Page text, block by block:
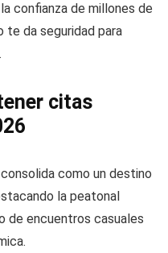
confianza de millones de
te da seguridad para
citas
como un destino
la peatonal
de encuentros casuales